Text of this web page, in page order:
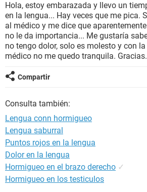
BIENESTAR
SEXUALIDAD
GLOSARIO
Hola, estoy embarazada y llevo un
en la lengua... Hay veces que me pica.
al médico y me dice que
no le da importancia... Me gustaría
no tengo dolor, solo es molesto y con
médico no me quedo tranquila. Gracias.
Compartir
Consulta también:
Lengua conn hormigueo
Lengua saburral
Puntos rojos en la lengua
Dolor en la lengua
Hormigueo en el brazo derecho ✓
Hormigueo en los testiculos